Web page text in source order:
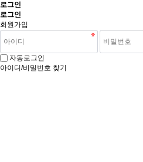
로그인
로그인
회원가입
자동로그인
아이디/비밀번호 찾기